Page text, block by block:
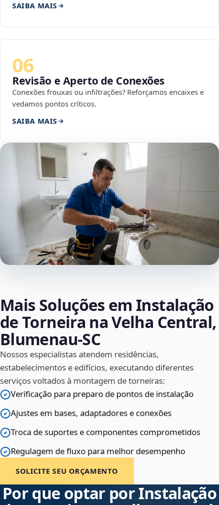
SAIBA MAIS
06
Revisão e Aperto de Conexões
Conexões frouxas ou infiltrações? Reforçamos encaixes e
vedamos pontos críticos.
SAIBA MAIS
Mais Soluções em Instalação
de Torneira na Velha Central,
Blumenau‑SC
Nossos especialistas atendem residências,
estabelecimentos e edifícios, executando diferentes
serviços voltados à montagem de torneiras:
Verificação para preparo de pontos de instalação
Ajustes em bases, adaptadores e conexões
Troca de suportes e componentes comprometidos
Regulagem de fluxo para melhor desempenho
SOLICITE SEU ORÇAMENTO
Por que optar por Instalação